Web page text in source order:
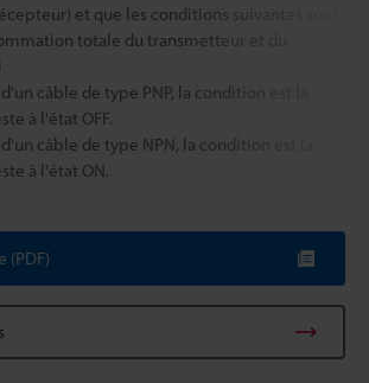
et que les conditions suivantes sont
totale du transmetteur et du
câble de type PNP, la condition est la
à l'état OFF.
câble de type NPN, la condition est la
à l'état ON.
(PDF)